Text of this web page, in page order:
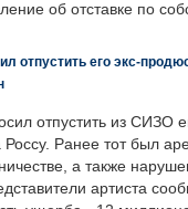
об отставке по
отпустить его экс-
отпустить из СИЗО
Ранее тот был
а также
артиста